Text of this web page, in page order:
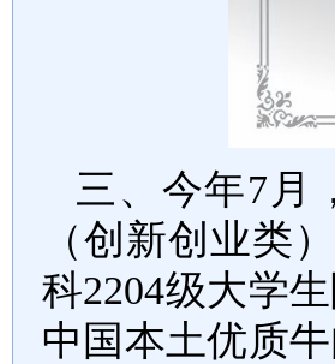
三、今年7月
（创新创业类
科2204级大学
中国本土优质